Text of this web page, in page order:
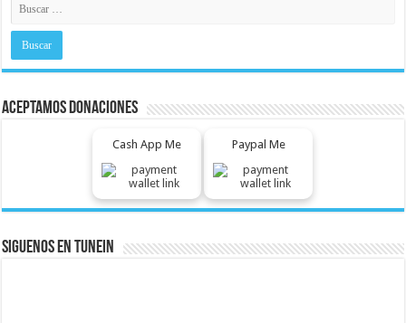
Aceptamos Donaciones
Cash App Me Paypal Me
Siguenos En Tunein